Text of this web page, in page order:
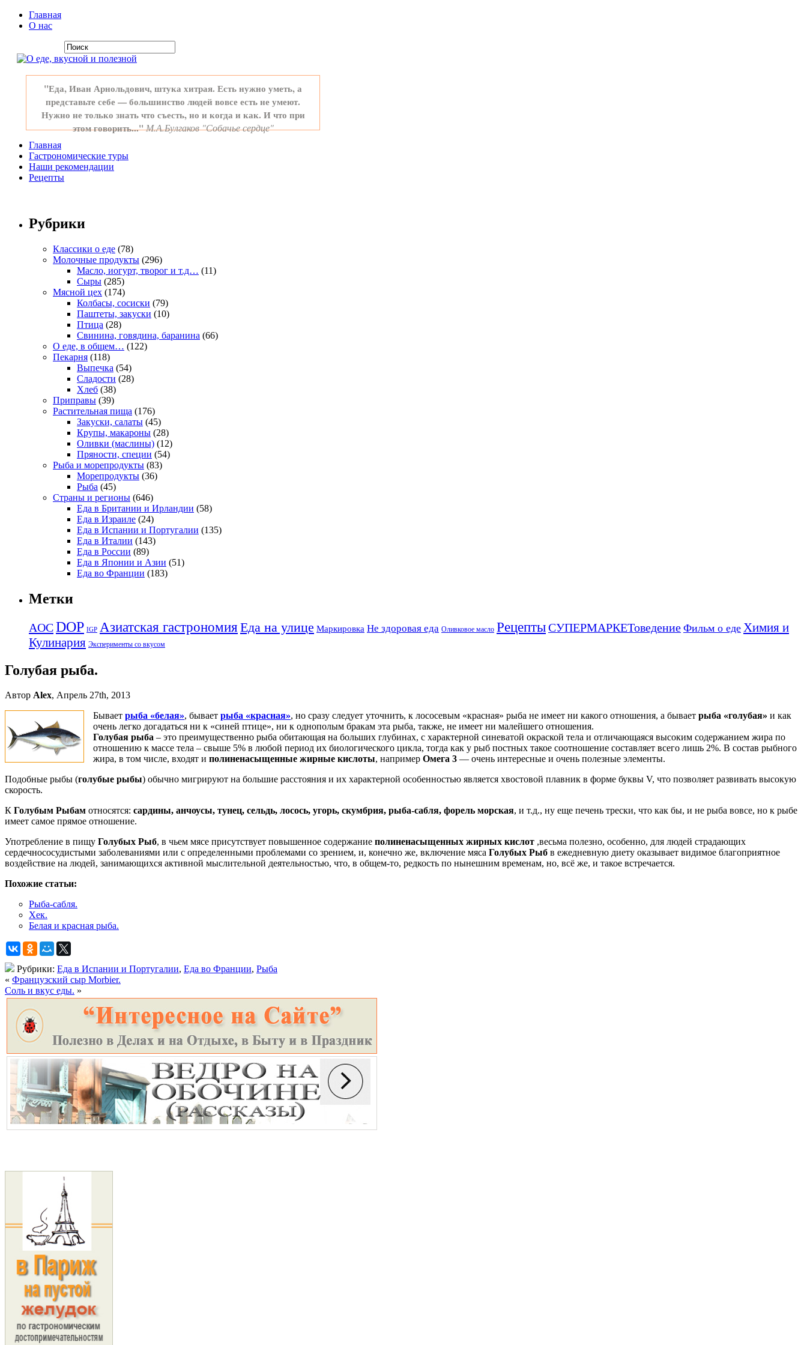
Главная
О нас
"Еда, Иван Арнольдович, штука хитрая. Есть нужно уметь, а
представьте себе — большинство людей вовсе есть не умеют.
Нужно не только знать что съесть, но и когда и как. И что при
этом говорить..."М.А.Булгаков "Собачье сердце"
Главная
Гастрономические туры
Наши рекомендации
Рецепты
Рубрики
Классики о еде (78)
Молочные продукты (296)
Масло, иогурт, творог и т.д… (11)
Сыры (285)
Мясной цех (174)
Колбасы, сосиски (79)
Паштеты, закуски (10)
Птица (28)
Свинина, говядина, баранина (66)
О еде, в общем… (122)
Пекарня (118)
Выпечка (54)
Сладости (28)
Хлеб (38)
Приправы (39)
Растительная пища (176)
Закуски, салаты (45)
Крупы, макароны (28)
Оливки (маслины) (12)
Пряности, специи (54)
Рыба и морепродукты (83)
Морепродукты (36)
Рыба (45)
Страны и регионы (646)
Еда в Британии и Ирландии (58)
Еда в Израиле (24)
Еда в Испании и Португалии (135)
Еда в Италии (143)
Еда в России (89)
Еда в Японии и Азии (51)
Еда во Франции (183)
Метки
AOCDOP IGP Азиатская гастрономия Еда на улице Маркировка Не здоровая еда Оливковое масло РецептыСУПЕРМАРКЕТоведение Фильм о еде Химия и
Кулинария Эксперименты со вкусом
Голубая рыба.
Автор Alex, Апрель 27th, 2013
Бывает рыба «белая», бывает рыба «красная», но сразу следует уточнить, к лососевым «красная» рыба не имеет ни какого отношения, а бывает рыба «голубая» и как
очень легко догадаться ни к «синей птице», ни к однополым бракам эта рыба, также, не имеет ни малейшего отношения.
Голубая рыба – это преимущественно рыба обитающая на больших глубинах, с характерной синеватой окраской тела и отличающаяся высоким содержанием жира по
отношению к массе тела – свыше 5% в любой период их биологического цикла, тогда как у рыб постных такое соотношение составляет всего лишь 2%. В состав рыбного
жира, в том числе, входят и полиненасыщенные жирные кислоты, например Омега 3 — очень интересные и очень полезные элементы.
Подобные рыбы (голубые рыбы) обычно мигрируют на большие расстояния и их характерной особенностью является хвостовой плавник в форме буквы V, что позволяет развивать высокую
скорость.
К Голубым Рыбам относятся: сардины, анчоусы, тунец, сельдь, лосось, угорь, скумбрия, рыба-сабля, форель морская, и т.д., ну еще печень трески, что как бы, и не рыба вовсе, но к рыбе
имеет самое прямое отношение.
Употребление в пищу Голубых Рыб, в чьем мясе присутствует повышенное содержание полиненасыщенных жирных кислот ,весьма полезно, особенно, для людей страдающих
сердечнососудистыми заболеваниями или с определенными проблемами со зрением, и, конечно же, включение мяса Голубых Рыб в ежедневную диету оказывает видимое благоприятное
воздействие на людей, занимающихся активной мыслительной деятельностью, что, в общем-то, редкость по нынешним временам, но, всё же, и такое встречается.
Похожие статьи:
Рыба-сабля.
Хек.
Белая и красная рыба.
Рубрики: Еда в Испании и Португалии, Еда во Франции, Рыба
« Французский сыр Morbier.
Соль и вкус еды. »